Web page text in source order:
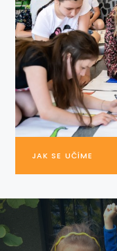
JAK SE UČÍME